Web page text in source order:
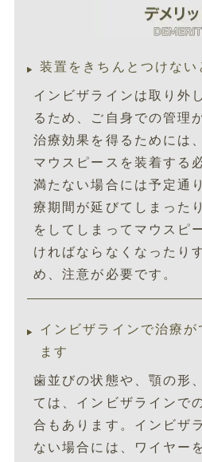
装置をきちんとつけな
インビザラインは取り外
るため、ご自身での管理
治療効果を得るためには
マウスピースを装着する
満たない場合には予定通
療期間が延びてしまった
をしてしまってマウスピ
ければならなくなったり
め、注意が必要です。
インビザラインで治療が
ます
歯並びの状態や、顎の形
ては、インビザラインで
合もあります。インビザ
ない場合には、ワイヤー